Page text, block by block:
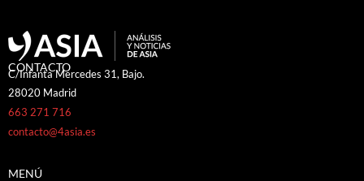
CONTACTO
C/Infanta Mercedes 31, Bajo.
28020 Madrid
663 271 716
contacto@4asia.es
MENÚ